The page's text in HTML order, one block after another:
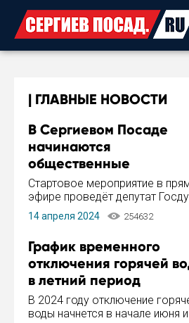
ГЛАВНЫЕ НОВОСТИ
В Сергиевом Посаде
начинаются
общественные
обсуждения Стратегии
развития города
Стартовое мероприятие в
эфире проведёт депутат
инициатор и автор Концепции
развития Сергиева Посада и
Пахомов.
14 апреля 2024 254632
График временного
отключения горячей
в летний период
В 2024 году отключение
воды начнется в начале июня и